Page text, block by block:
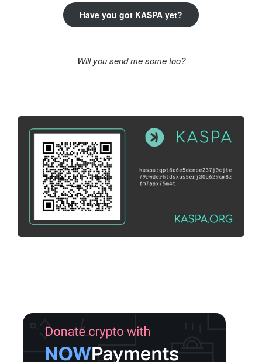
Have you got KASPA yet?
Will you send me some too?